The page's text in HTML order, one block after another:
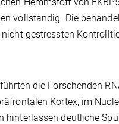
vollständig. Die
gestressten
die Forschenden
Kortex, im
hinterlassen deutliche